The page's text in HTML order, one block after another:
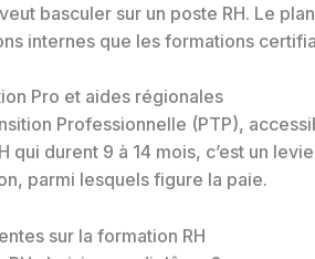
basculer sur un poste RH. Le
internes que les formations
Pro et aides régionales
Professionnelle (PTP),
qui durent 9 à 14 mois, c’est un
parmi lesquels figure la paie.
sur la formation RH